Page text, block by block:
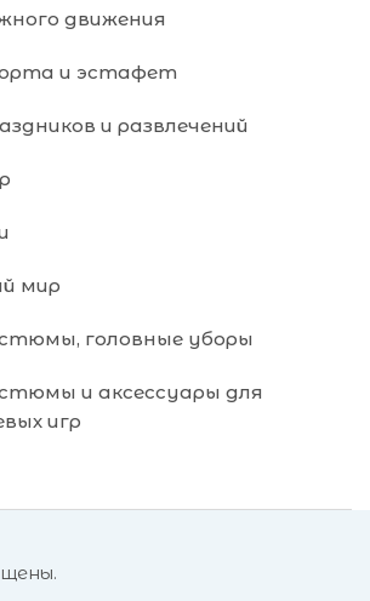
движения
и эстафет
и развлечений
мир
головные уборы
и аксессуары для
игр